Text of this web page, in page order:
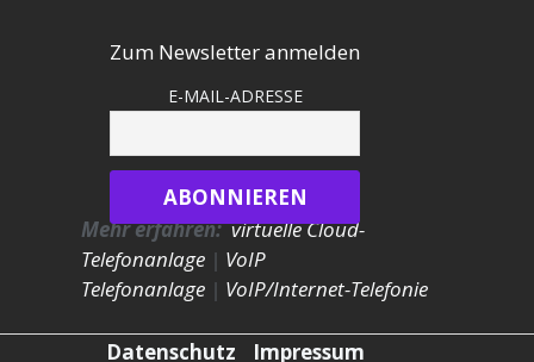
Zum Newsletter anmelden
E-MAIL-ADRESSE
Mehr erfahren:virtuelle Cloud-
Telefonanlage | VoIP
Telefonanlage | VoIP/Internet-Telefonie
Datenschutz Impressum